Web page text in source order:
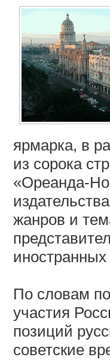
ярмарка, в
из сорока
«Ореанда-
жанров и
По словам
участия
позиций
советские